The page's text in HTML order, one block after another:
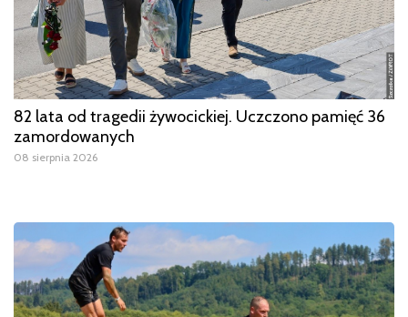
82 lata od tragedii żywocickiej. Uczczono pamięć 36
zamordowanych
08 sierpnia 2026